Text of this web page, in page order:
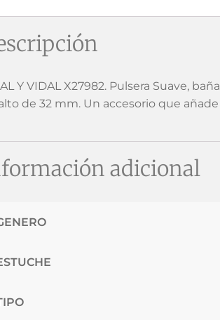
Y VIDAL X27982. Pulsera Suave,
de 32 mm. Un accesorio que
adicional